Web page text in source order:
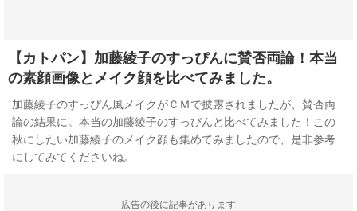
【カトパン】加藤綾子のすっぴんに賛否両論！本当
の素顔画像とメイク顔を比べてみました。
加藤綾子のすっぴん風メイクがＣＭで披露されましたが、賛否両
論の結果に。本当の加藤綾子のすっぴんと比べてみました！この
秋にしたい加藤綾子のメイク顔も集めてみましたので、是非参考
にしてみてくださいね。
--------------------広告の後に記事があります--------------------